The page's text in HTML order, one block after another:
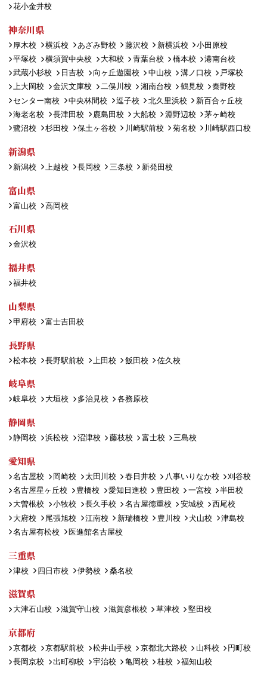
花小金井校
神奈川県
厚木校 横浜校 あざみ野校 藤沢校 新横浜校
小田原校
平塚校
横須賀中央校 大和校 青葉台校 橋本校
港南台校
武蔵小杉校
日吉校 向ヶ丘遊園校 中山校 溝ノ口校
戸塚校
上大岡校
金沢文庫校 二俣川校 湘南台校 鶴見校
秦野校
センター南校
中央林間校 逗子校 北久里浜校
新百合ヶ丘校
海老名校
長津田校 鹿島田校 大船校 淵野辺校
茅ヶ崎校
鷺沼校
杉田校 保土ヶ谷校 川崎駅前校 菊名校 川崎駅西口校
新潟県
新潟校 上越校 長岡校 三条校 新発田校
富山県
富山校 高岡校
石川県
金沢校
福井県
福井校
山梨県
甲府校 富士吉田校
長野県
松本校 長野駅前校 上田校 飯田校 佐久校
岐阜県
岐阜校 大垣校 多治見校 各務原校
静岡県
静岡校 浜松校 沼津校 藤枝校 富士校 三島校
愛知県
名古屋校 岡崎校 太田川校 春日井校 八事いりなか校
刈谷校
名古屋星ヶ丘校
豊橋校 愛知日進校 豊田校 一宮校
半田校
大曽根校
小牧校 長久手校 名古屋徳重校 安城校
西尾校
大府校
尾張旭校 江南校 新瑞橋校 豊川校 犬山校
津島校
名古屋有松校
医進館名古屋校
三重県
津校 四日市校 伊勢校 桑名校
滋賀県
大津石山校 滋賀守山校 滋賀彦根校 草津校 堅田校
京都府
京都校 京都駅前校 松井山手校 京都北大路校 山科校
円町校
長岡京校
出町柳校 宇治校 亀岡校 桂校 福知山校